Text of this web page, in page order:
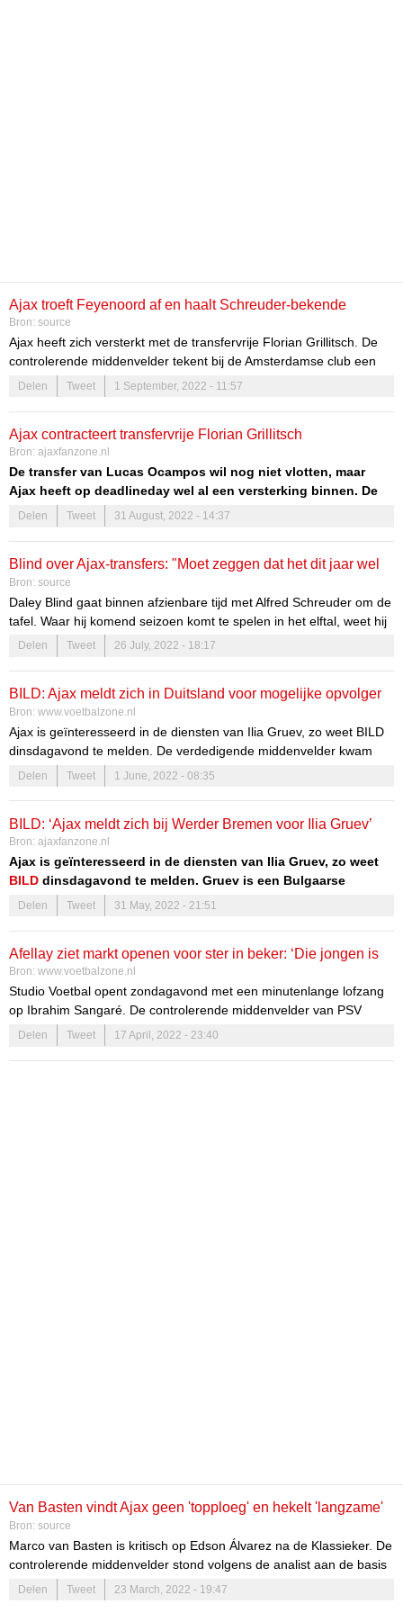
Ajax troeft Feyenoord af en haalt Schreuder-bekende
Grillitsch binnen
Bron: source
Ajax heeft zich versterkt met de transfervrije Florian Grillitsch. De
controlerende middenvelder tekent bij de Amsterdamse club een
eenjarig contract, waarbij de club de optie heeft om dat met een
seizoen te verlengen. Overigens heeft de club de deal nog niet
Delen Tweet 1 September, 2022 - 11:57
Ajax contracteert transfervrije Florian Grillitsch
Bron: ajaxfanzone.nl
De transfer van Lucas Ocampos wil nog niet vlotten, maar
Ajax heeft op deadlineday wel al een versterking binnen. De
club heeft een definitief akkoord bereikt met de Oostenrijkse
international Florian Grillitsch (27), zo meldt
een contract tot de zomer van 2023 met een optie voor nog
een seizoen.
Delen Tweet 31 August, 2022 - 14:37
Blind over Ajax-transfers: "Moet zeggen dat het dit jaar wel
extreem is"
Bron: source
Daley Blind gaat binnen afzienbare tijd met Alfred Schreuder om de
tafel. Waar hij komend seizoen komt te spelen in het elftal, weet hij
momenteel nog niet. De multifunctionele voetballer kan als
linksback, als centrale verdediger of als controlerende
zolang hij maar veel minuten maakt. Hij heeft er de nodige
concurrenten bijgekregen.
Delen Tweet 26 July, 2022 - 18:17
BILD: Ajax meldt zich in Duitsland voor mogelijke opvolger
Edson Álvarez
Bron: www.voetbalzone.nl
Ajax is geïnteresseerd in de diensten van Ilia Gruev, zo weet BILD
dinsdagavond te melden. De verdedigende middenvelder kwam
afgelopen seizoen bovendrijven bij Werder Bremen, dat
promoveerde naar de Bundesliga.
Delen Tweet 1 June, 2022 - 08:35
BILD: ‘Ajax meldt zich bij Werder Bremen voor Ilia Gruev’
Bron: ajaxfanzone.nl
Ajax is geïnteresseerd in de diensten van Ilia Gruev, zo weet
BILD dinsdagavond te melden. Gruev is een Bulgaarse
verdedigende middenvelder die speelt bij Werder Bremen, dat
promoveerde naar de Bundesliga. Volgens de berichtgeving
Bundesliga-clubs in de strijd om de handtekening van de 22-
jarige Bulgaar.
Delen Tweet 31 May, 2022 - 21:51
Afellay ziet markt openen voor ster in beker: ‘Die jongen is
nu 3 klassen beter’
Bron: www.voetbalzone.nl
Studio Voetbal opent zondagavond met een minutenlange lofzang
op Ibrahim Sangaré. De controlerende middenvelder van PSV
wordt door de analisten van de talkshow unaniem gekozen tot man
van de finale van de TOTO KNVB Beker tegen Ajax (2-1 winst voor
Delen Tweet 17 April, 2022 - 23:40
Van Basten vindt Ajax geen 'topploeg' en hekelt 'langzame'
Álvarez
Bron: source
Marco van Basten is kritisch op Edson Álvarez na de Klassieker. De
controlerende middenvelder stond volgens de analist aan de basis
van de eerste tegentreffer. Luis Sinisterra kon de bal tegen de
touwen werken na een snelle aanval, waarbij de Mexicaan het
Delen Tweet 23 March, 2022 - 19:47